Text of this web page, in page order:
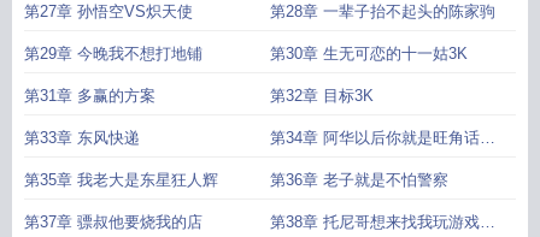
第27章 孙悟空VS炽天使 第28章 一辈子抬不起头的陈家驹
第29章 今晚我不想打地铺 第30章 生无可恋的十一姑3K
第31章 多赢的方案 第32章 目标3K
第33章 东风快递 第34章 阿华以后你就是旺角话事
人
第35章 我老大是东星狂人辉 第36章 老子就是不怕警察
第37章 骠叔他要烧我的店 第38章 托尼哥想来找我玩游戏了